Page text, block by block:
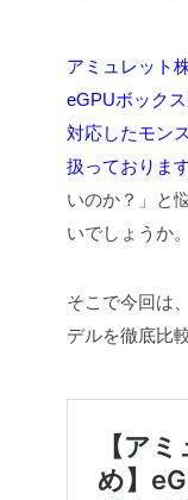
アミュレット
eGPUボック
対応したモン
扱っておりま
いのか？」と
いでしょうか。
そこで今回は
デルを徹底比